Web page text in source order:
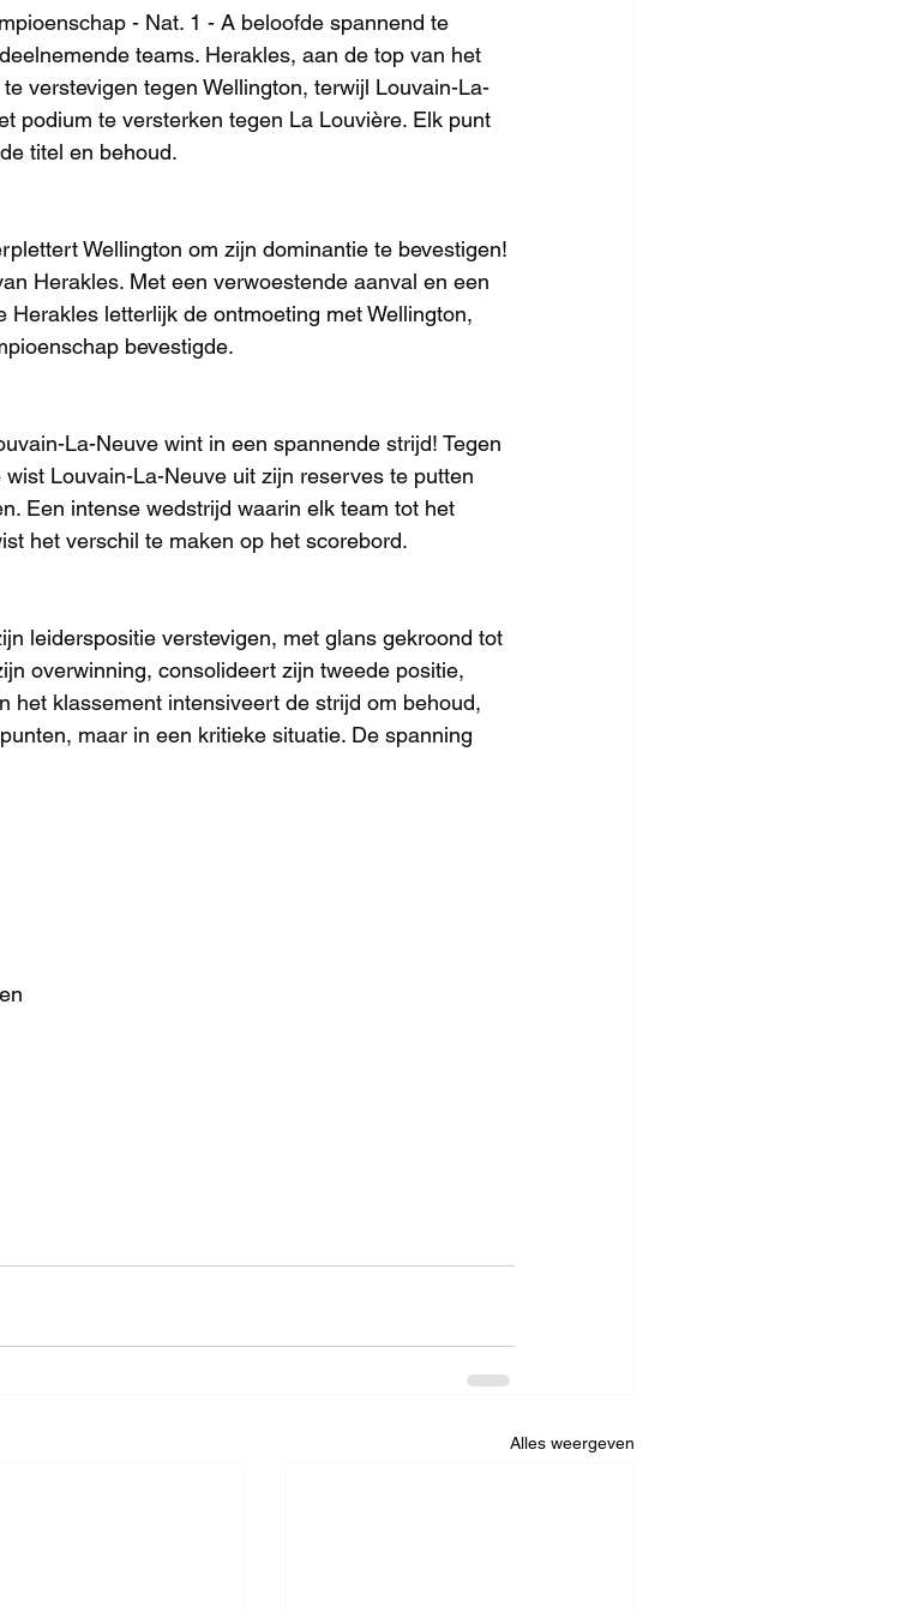
- Nat. 1 - A beloofde spannend te
teams. Herakles, aan de top van het
verstevigen tegen Wellington, terwijl Louvain-La-
podium te versterken tegen La Louvière. Elk punt
titel en behoud.
Wellington om zijn dominantie te bevestigen!
Herakles. Met een verwoestende aanval en een
letterlijk de ontmoeting met Wellington,
bevestigde.
La-Neuve wint in een spannende strijd! Tegen
Louvain-La-Neuve uit zijn reserves te putten
Een intense wedstrijd waarin elk team tot het
het verschil te maken op het scorebord.
leiderspositie verstevigen, met glans gekroond tot
overwinning, consolideert zijn tweede positie,
het klassement intensiveert de strijd om behoud,
maar in een kritieke situatie. De spanning
Alles weergeven